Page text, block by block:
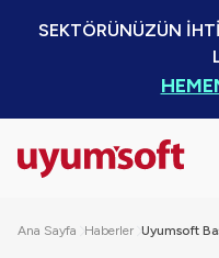
SEKTÖRÜNÜZÜN
Ana Sayfa Haberler